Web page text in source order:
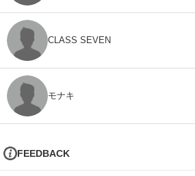
CLASS SEVEN
モナキ
FEEDBACK